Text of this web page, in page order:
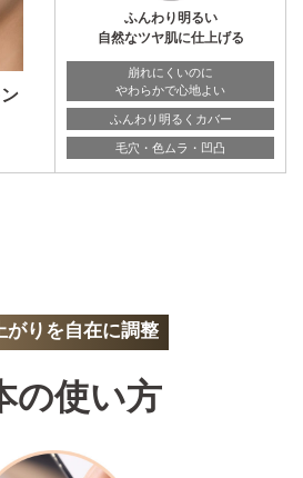
ふんわり明るい
自然なツヤ肌に仕上げる
崩れにくいのに
やわらかで心地よい
ふんわり明るくカバー
毛穴・色ムラ・凹凸
がりを自在に調整
の使い方